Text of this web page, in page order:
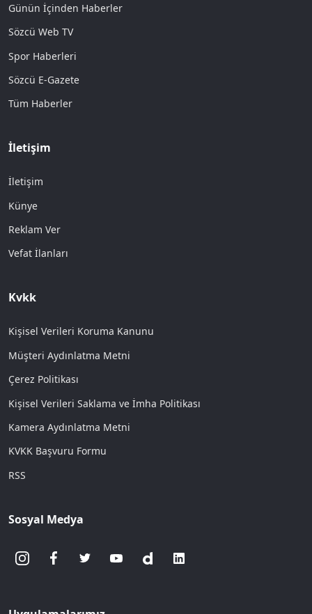
Günün İçinden Haberler
Sözcü Web TV
Spor Haberleri
Sözcü E-Gazete
Tüm Haberler
İletişim
İletişim
Künye
Reklam Ver
Vefat İlanları
Kvkk
Kişisel Verileri Koruma Kanunu
Müşteri Aydınlatma Metni
Çerez Politikası
Kişisel Verileri Saklama ve İmha Politikası
Kamera Aydınlatma Metni
KVKK Başvuru Formu
RSS
Sosyal Medya